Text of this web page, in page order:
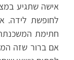
אישה שתגיע
לחופשת לידה.
חתימת
אם ברור שזה